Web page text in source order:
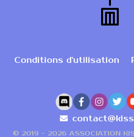
Conditions d'utilisation
© 2019 - 2026 ASSOCIATION